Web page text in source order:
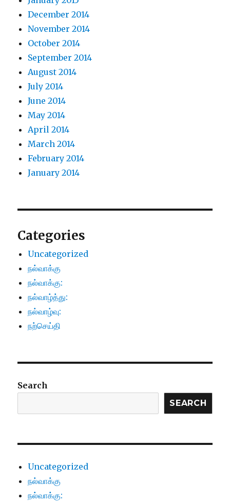
December 2014
November 2014
October 2014
September 2014
August 2014
July 2014
June 2014
May 2014
April 2014
March 2014
February 2014
January 2014
Categories
Uncategorized
நல்வாக்கு
நல்வாக்கு:
நல்வாழ்த்து:
நல்வாழ்வு:
நற்செய்தி
Search
SEARCH
Uncategorized
நல்வாக்கு
நல்வாக்கு: